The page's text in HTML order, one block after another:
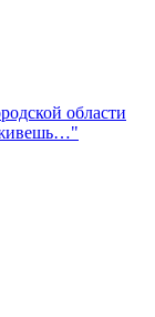
области
живешь…"